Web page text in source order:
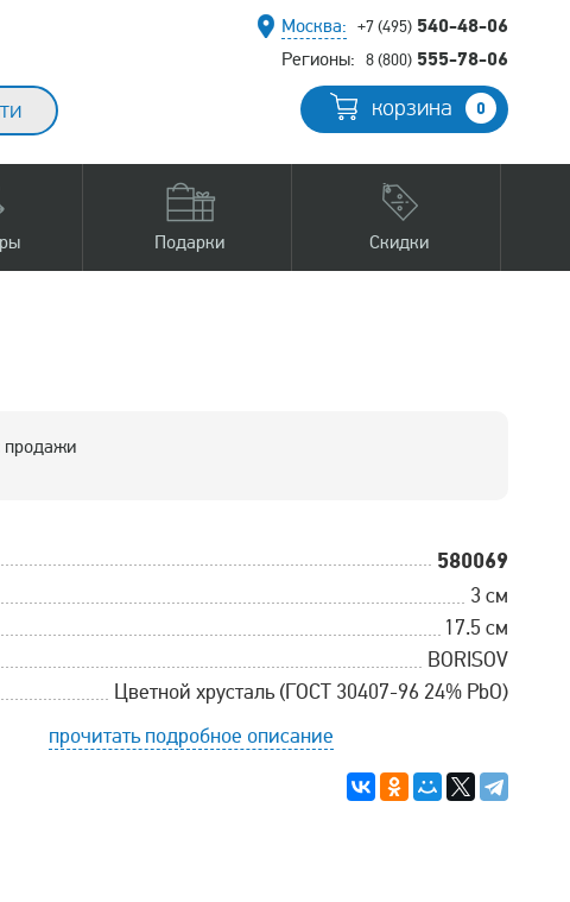
Москва: +7 (495) 540-48-06
Регионы: 8 (800) 555-78-06
корзина 0
Подарки Скидки
продажи
580069
3 см
17.5 см
BORISOV
Цветной хрусталь (ГОСТ 30407-96 24% PbO)
прочитать подробное описание